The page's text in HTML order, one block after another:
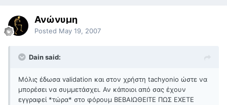
Ανώνυμη
Posted May 19, 2007
Dain said:
Μόλις έδωσα validation και στον χρήστη tachyonio ώστε να
μπορέσει να συμμετάσχει. Αν κάποιοι από σας έχουν
εγγραφεί *τώρα* στο φόρουμ ΒΕΒΑΙΩΘΕΙΤΕ ΠΩΣ ΕΧΕΤΕ